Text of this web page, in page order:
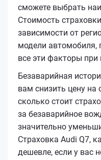
сможете выбрать
Стоимость
зависимости от
модели автомобиля,
все эти факторы при
Безаварийная
вам снизить цену на
сколько стоит
за безаварийное
значительно
Страховка Audi Q7,
дешевле, если у вас